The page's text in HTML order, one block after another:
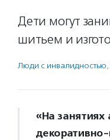
Дети могут
шитьем и
Люди с инвалидностью,
«На занятиях